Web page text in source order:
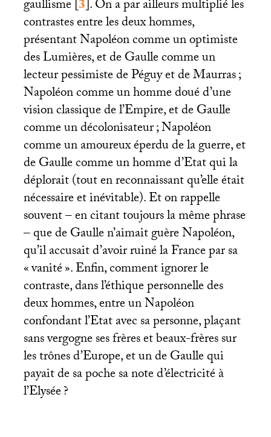
gaullisme[3]. On a par ailleurs multiplié les
contrastes entre les deux hommes,
présentant Napoléon comme un optimiste
des Lumières, et de Gaulle comme un
lecteur pessimiste de Péguy et de Maurras;
Napoléon comme un homme doué d’une
vision classique de l’Empire, et de Gaulle
comme un décolonisateur; Napoléon
comme un amoureux éperdu de la guerre, et
de Gaulle comme un homme d’Etat qui la
déplorait (tout en reconnaissant qu’elle était
nécessaire et inévitable). Et on rappelle
souvent – en citant toujours la même phrase
– que de Gaulle n’aimait guère Napoléon,
qu’il accusait d’avoir ruiné la France par sa
«vanité». Enfin, comment ignorer le
contraste, dans l’éthique personnelle des
deux hommes, entre un Napoléon
confondant l’Etat avec sa personne, plaçant
sans vergogne ses frères et beaux-frères sur
les trônes d’Europe, et un de Gaulle qui
payait de sa poche sa note d’électricité à
l’Elysée?